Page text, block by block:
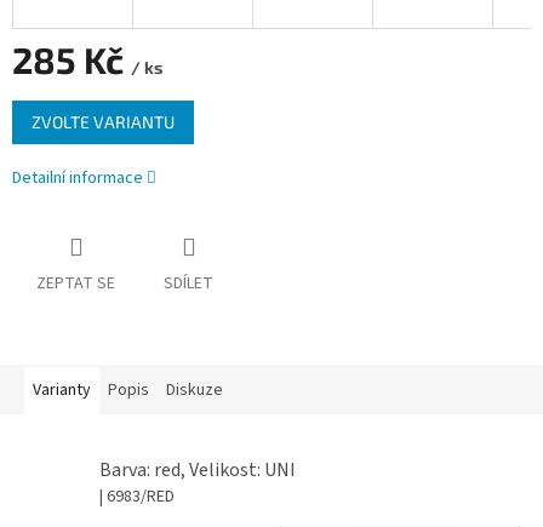
285 Kč / ks
Měrná
cena:
ZVOLTE VARIANTU
Detailní informace
ZEPTAT SE SDÍLET
Varianty Popis Diskuze
Barva: red, Velikost: UNI
| 6983/RED